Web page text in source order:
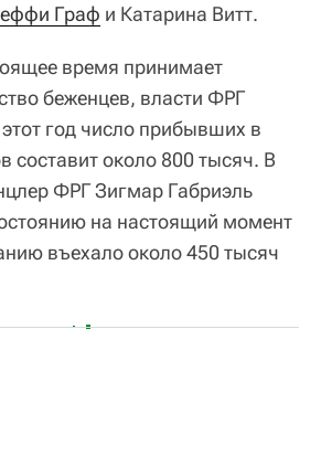
Граф и Катарина Витт.
время принимает
беженцев, власти ФРГ
год число прибывших в
составит около 800 тысяч. В
ФРГ Зигмар Габриэль
на настоящий момент
въехало около 450 тысяч